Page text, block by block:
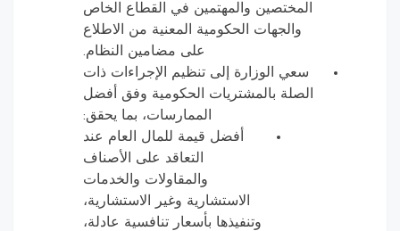
المختصين والمهتمين في القطاع الخاص
والجهات الحكومية المعنية من الاطلاع
على مضامين النظام.
سعي الوزارة إلى تنظيم الإجراءات ذات
الصلة بالمشتريات الحكومية وفق أفضل
الممارسات، بما يحقق:
أفضل قيمة للمال العام عند
التعاقد على الأصناف
والمقاولات والخدمات
الاستشارية وغير الاستشارية،
وتنفيذها بأسعار تنافسية عادلة،